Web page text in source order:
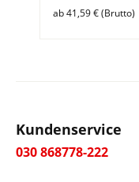
ab 41,59 € (Brutto)
Kundenservice
030 868778-222